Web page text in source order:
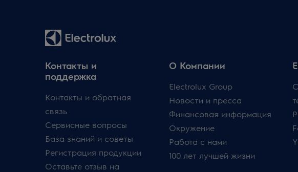
Контакты и
поддержка
Контакты и обратная
связь
Сервисные вопросы
База знаний и советы
Регистрация продукции
Оставьте отзыв на
О Компании
Electrolux Group
Новости и пресса
Финансовая информация
Окружение
Работа с нами
100 лет лучшей жизни